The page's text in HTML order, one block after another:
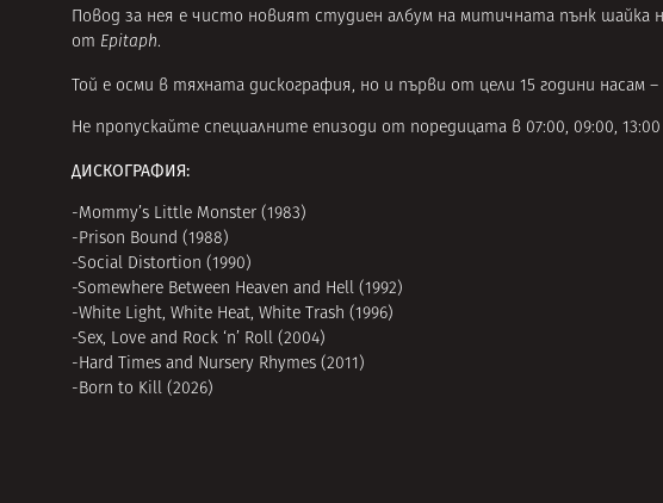
Повод за нея е чисто новият студиен албум на митичната пънк шайка
от Еpitaph.
Той е осми в тяхната дискография, но и първи от цели 15 години насам –
Не пропускайте специалните епизоди от поредицата в 07:00, 09:00, 13:00
ДИСКОГРАФИЯ:
-Mommy’s Little Monster (1983)
-Prison Bound (1988)
-Social Distortion (1990)
-Somewhere Between Heaven and Hell (1992)
-White Light, White Heat, White Trash (1996)
-Sex, Love and Rock ‘n’ Roll (2004)
-Hard Times and Nursery Rhymes (2011)
-Born to Kill (2026)